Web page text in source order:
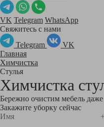
VK Telegram WhatsApp
Свяжитесь с нами
Telegram
VK
Главная
Химчистка
Стулья
Химчистка
Бережно очистим мебель
Закажите уборку сейчас